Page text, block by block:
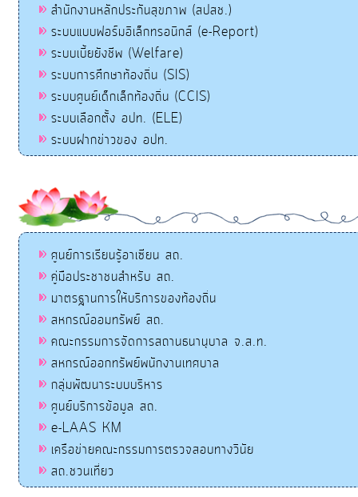
สำนักงานหลักประกันสุขภาพ (สปสช.)
ระบบแบบฟอร์มอิเล็กทรอนิกส์ (e-Report)
ระบบเบี้ยยังชีพ (Welfare)
ระบบการศึกษาท้องถิ่น (SIS)
ระบบศูนย์เด็กเล็กท้องถิ่น (CCIS)
ระบบเลือกตั้ง อปท. (ELE)
ระบบฝากข่าวของ อปท.
ศูนย์การเรียนรู้อาเซียน สถ.
คู่มือประชาชนสำหรับ สถ.
มาตรฐานการให้บริการของท้องถิ่น
สหกรณ์ออมทรัพย์ สถ.
คณะกรรมการจัดการสถานธนานุบาล จ.ส.ท.
สหกรณ์ออกทรัพย์พนักงานเทศบาล
กลุ่มพัฒนาระบบบริหาร
ศูนย์บริการข้อมูล สถ.
e-LAAS KM
เครือข่ายคณะกรรมการตรวจสอบทางวินัย
สถ.ชวนเที่ยว